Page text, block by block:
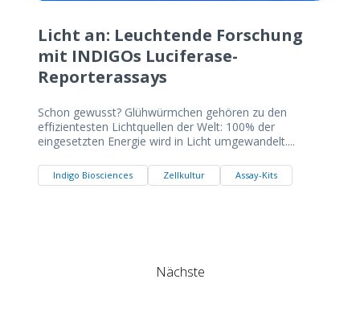
Licht an: Leuchtende Forschung
mit INDIGOs Luciferase-
Reporterassays
Schon gewusst? Glühwürmchen gehören zu den
effizientesten Lichtquellen der Welt: 100% der
eingesetzten Energie wird in Licht umgewandelt....
Indigo Biosciences Zellkultur Assay-Kits
Nächste